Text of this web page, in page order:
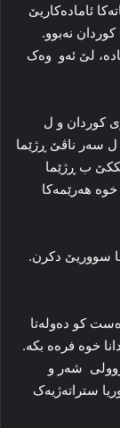
ئاماده‌کاریێ
نه‌بوو.
لێ ئەو وه‌ک
کوردان و ل
سه‌ر ناڤێ ڕژێما
ب ڕژێما
هه‌رێمه‌کا
سووریێ دکرن.
کو ده‌وله‌تا
خوه‌ فره‌ه بکه‌.
شەر و
ستراته‌ژیه‌ک